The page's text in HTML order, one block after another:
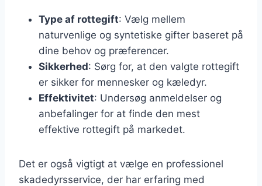
Type af rottegift: Vælg mellem
naturvenlige og syntetiske gifter baseret på
dine behov og præferencer.
Sikkerhed: Sørg for, at den valgte rottegift
er sikker for mennesker og kæledyr.
Effektivitet: Undersøg anmeldelser og
anbefalinger for at finde den mest
effektive rottegift på markedet.
Det er også vigtigt at vælge en professionel
skadedyrsservice, der har erfaring med